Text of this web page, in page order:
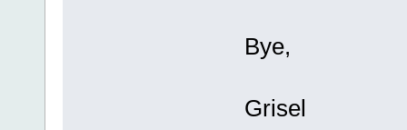
Bye,
Grisel